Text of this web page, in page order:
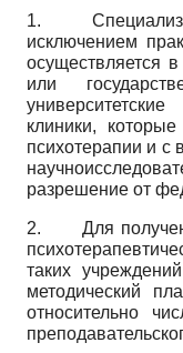
1.
исключением
осуществляется
или
клиники,
психотерапии и с
разрешение от
2. Для
таких
методический
относительно